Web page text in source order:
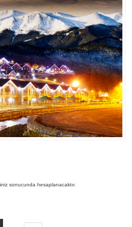
sonucunda hesaplanacaktır.